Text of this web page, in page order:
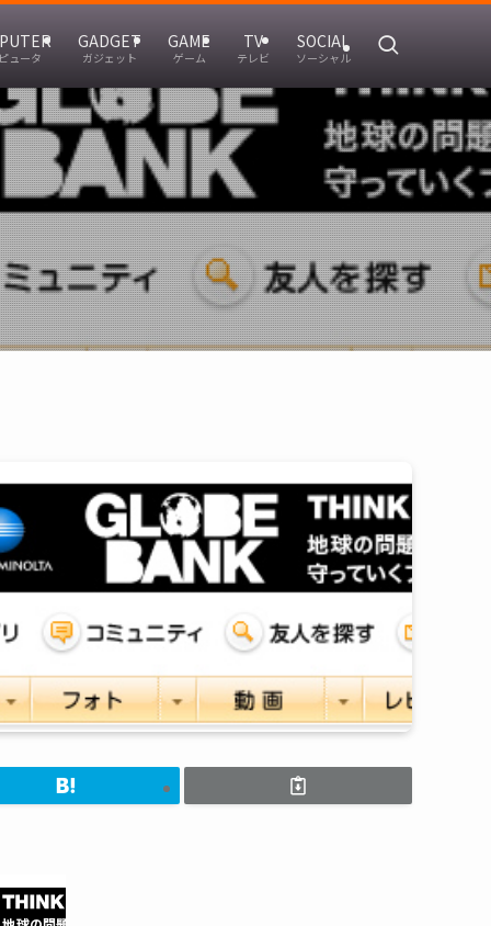
ュータ
GADGET
ガジェット
GAME
ゲーム
TV
テレビ
SOCIAL
ソーシャル